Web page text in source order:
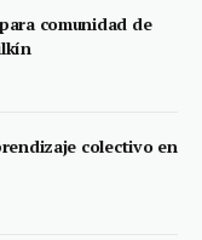
comunidad de
colectivo en